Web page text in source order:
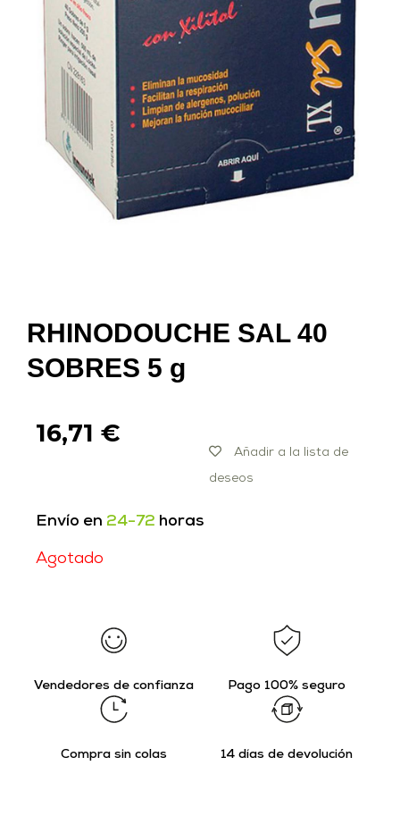
RHINODOUCHE SAL 40
SOBRES 5 g
16,71 €
Añadir a la lista de
deseos
Envío en 24-72 horas
Agotado
Vendedores de confianza Pago 100% seguro
Compra sin colas 14 días de devolución